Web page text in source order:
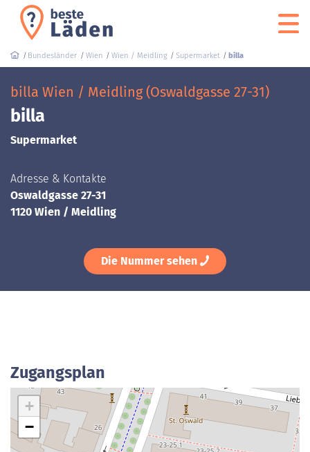
Bundesländer Wien Wien / Meidling Supermarket billa
billa Wien / Meidling (Oswaldgasse 27-31)
billa
Supermarket
Adresse & Kontakte
Oswaldgasse 27-31
1120 Wien / Meidling
Die Nummer sehen
Zugangsplan
+
−